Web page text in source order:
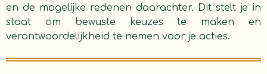
en de mogelijke redenen daarachter. Dit stelt je in
staat om bewuste keuzes te maken en
verantwoordelijkheid te nemen voor je acties.